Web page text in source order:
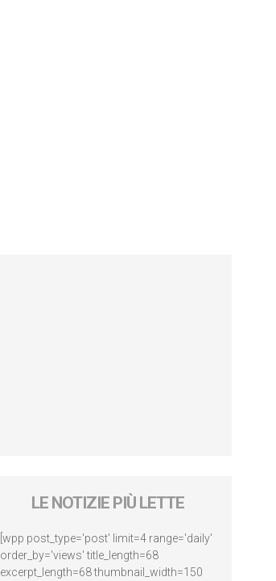
LE NOTIZIE PIÙ LETTE
[wpp post_type='post' limit=4 range='daily'
order_by='views' title_length=68
excerpt_length=68 thumbnail_width=150